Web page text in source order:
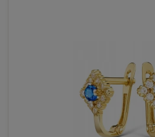
DO KOSZYKA